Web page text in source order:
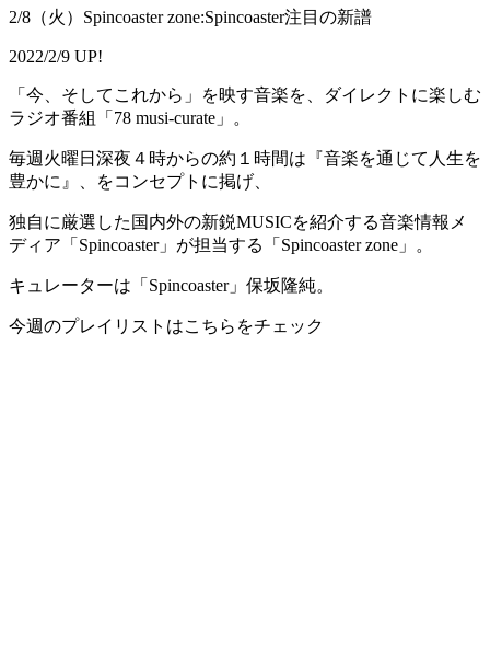
2/8（火）Spincoaster zone:Spincoaster注目の新譜
2022/2/9 UP!
「今、そしてこれから」を映す音楽を、ダイレクトに楽しむ
ラジオ番組「78 musi-curate」。
毎週火曜日深夜４時からの約１時間は『音楽を通じて人生を
豊かに』、をコンセプトに掲げ、
独自に厳選した国内外の新鋭MUSICを紹介する音楽情報メ
ディア「Spincoaster」が担当する「Spincoaster zone」。
キュレーターは「Spincoaster」保坂隆純。
今週のプレイリストはこちらをチェック